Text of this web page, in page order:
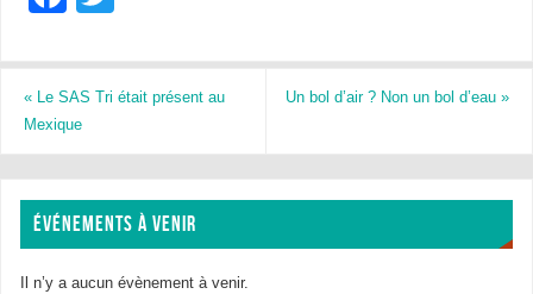
c
e
b
o
o
k
tt
er
«Le SAS Tri était présent au
Mexique
Un bol d’air ? Non un bol d’eau»
ÉVÉNEMENTS À VENIR
Il n’y a aucun évènement à venir.